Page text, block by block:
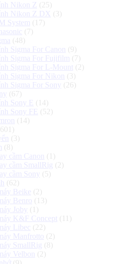
Nikon Z (25)
Nikon Z DX (3)
System (17)
(7)
(48)
Sigma For Canon
(9)
Sigma For Fujifilm (7)
Sigma For L-Mount (2)
Sigma For Nikon
(3)
Sigma For Sony (26)
(67)
Sony E
(14)
Sony FE
(52)
(14)
(3)
(8)
cầm Canon
(1)
cầm SmallRig (2)
cầm Sony (5)
(62)
Beike (2)
Benro (13)
Joby (1)
K&F Concept (11)
Libec (22)
Manfrotto (2)
SmallRig (8)
Velbon
(2)